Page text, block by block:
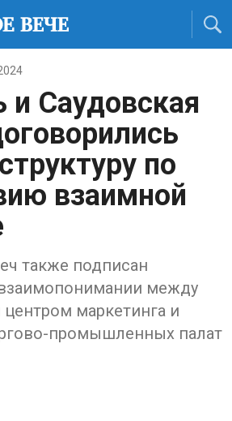
и Саудовская
по
взаимной
также подписан
между
маркетинга и
промышленных палат